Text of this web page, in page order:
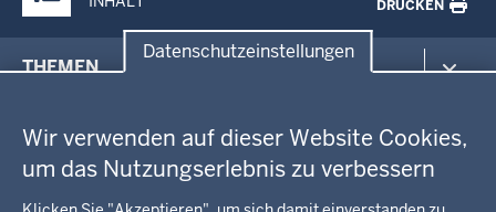
Datenschutzeinstellungen
Wir verwenden auf dieser Website Cookies,
um das Nutzungserlebnis zu verbessern
DRUCKEN
in
Fußzeile
THEMEN
Gesundheit und Soziales
Kommunales, Planung, Bauen und Verkehr
GEOBASIS NRW
Ausbildung und Karriere
Geodaten-Anwendungen